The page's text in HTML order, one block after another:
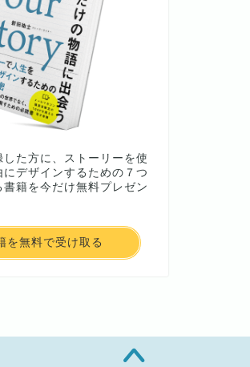
した方に、ストーリーを使
にデザインするための７つ
籍を今だけ無料プレゼン
を無料で受け取る